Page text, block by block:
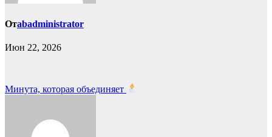
Отabadministrator
Июн 22, 2026
Навигация
записям
Минута, которая объединяет